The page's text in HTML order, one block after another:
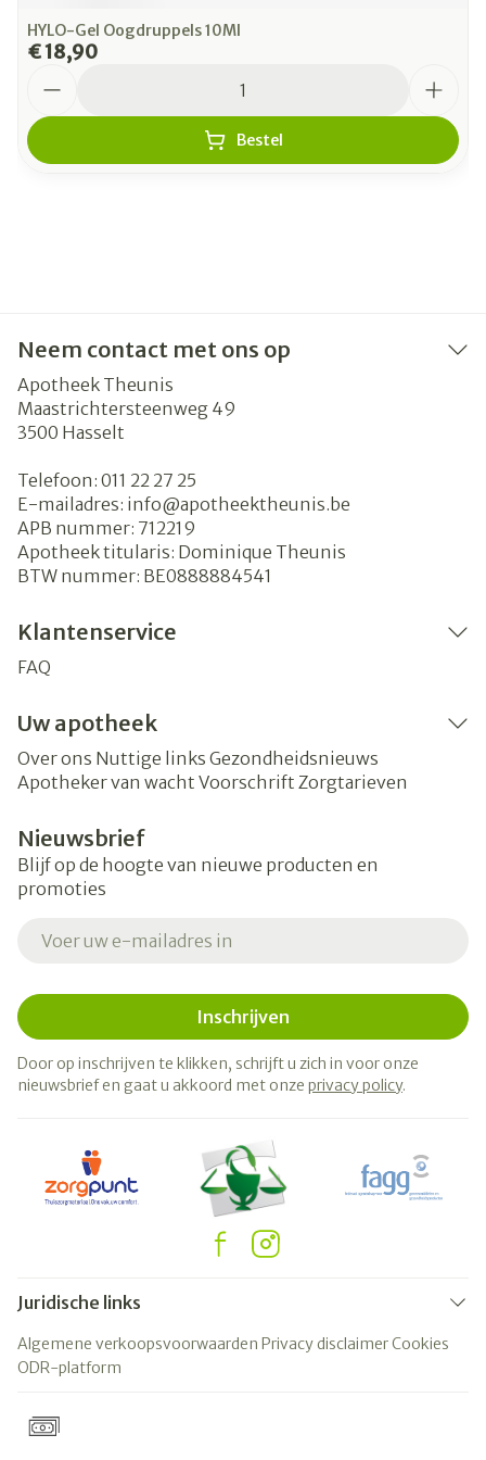
HYLO-Gel Oogdruppels 10Ml
€ 18,90
Bestel
Neem contact met ons op
Apotheek Theunis
Maastrichtersteenweg 49
3500 Hasselt
Telefoon: 011 22 27 25
E-mailadres: info@apotheektheunis.be
APB nummer: 712219
Apotheek titularis: Dominique Theunis
BTW nummer: BE0888884541
Klantenservice
FAQ
Uw apotheek
Over ons Nuttige links Gezondheidsnieuws
Apotheker van wacht Voorschrift Zorgtarieven
Nieuwsbrief
Blijf op de hoogte van nieuwe producten en
promoties
Inschrijven
Door op inschrijven te klikken, schrijft u zich in voor onze
nieuwsbrief en gaat u akkoord met onze privacy policy.
Juridische links
Algemene verkoopsvoorwaarden Privacy disclaimerCookies
ODR-platform